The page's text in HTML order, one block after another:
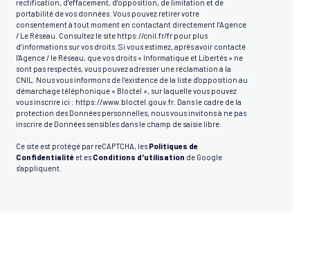
rectification, d’effacement, d’opposition, de limitation et de
portabilité de vos données. Vous pouvez retirer votre
consentement à tout moment en contactant directement l’Agence
/ Le Réseau. Consultez le site https://cnil.fr/frpour plus
d’informations sur vos droits. Si vous estimez, après avoir contacté
l'Agence / le Réseau, que vos droits « Informatique et Libertés » ne
sont pas respectés, vous pouvez adresser une réclamation à la
CNIL. Nous vous informons de l’existence de la liste d'opposition au
démarchage téléphonique « Bloctel », sur laquelle vous pouvez
vous inscrire ici : https://www.bloctel.gouv.fr. Dans le cadre de la
protection des Données personnelles, nous vous invitons à ne pas
inscrire de Données sensibles dans le champ de saisie libre.
Ce site est protégé par reCAPTCHA, lesPolitiques de
Confidentialitéet esConditions d'utilisation de Google
s'appliquent.